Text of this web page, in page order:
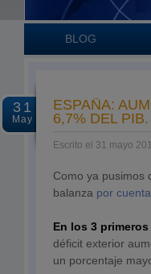
BLOG
31
May
ESPAÑA:
6,7% DEL PIB.
Escrito el 31 mayo
Como ya pusimos
balanza por
En los 3
déficit exterior
un porcentaje